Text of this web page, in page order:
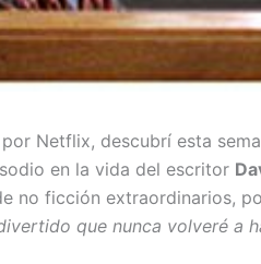
Netflix, descubrí esta
en la vida del escritor
no ficción extraordinarios,
que nunca volveré a